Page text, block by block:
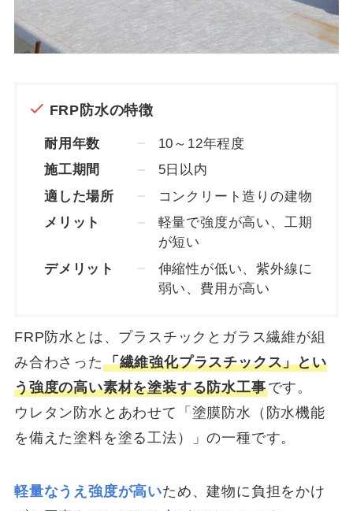
FRP防水の特徴
耐用年数
10～12年程度
施工期間
5日以内
適した場所
コンクリート造りの建物
メリット
軽量で強度が高い、工期
が短い
デメリット
伸縮性が低い、紫外線に
弱い、費用が高い
FRP防水とは、プラスチックとガラス繊維が組
み合わさった 「繊維強化プラスチックス」とい
う強度の高い素材を塗装する防水工事です。
ウレタン防水とあわせて「塗膜防水（防水機能
を備えた塗料を塗る工法）」の一種です。
軽量なうえ強度が高いため、建物に負担をかけ